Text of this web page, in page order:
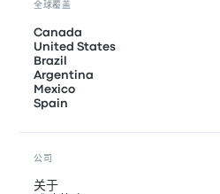
全球覆盖
Canada
United States
Brazil
Argentina
Mexico
Spain
公司
关于